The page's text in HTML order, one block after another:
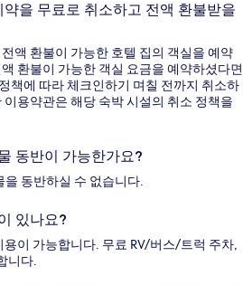
을 무료로 취소하고 전액 환불받을
액 환불이 가능한 호텔 집의 객실을 예약
환불이 가능한 객실 요금을 예약하셨다면
책에 따라 체크인하기 며칠 전까지 취소하
이용약관은 해당 숙박 시설의 취소 정책을
동반이 가능한가요?
동반하실 수 없습니다.
있나요?
용이 가능합니다. 무료 RV/버스/트럭 주차,
니다.